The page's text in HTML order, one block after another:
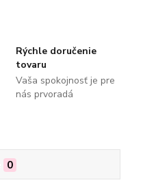
Rýchle doručenie
tovaru
Vaša spokojnosť je pre
nás prvoradá
0